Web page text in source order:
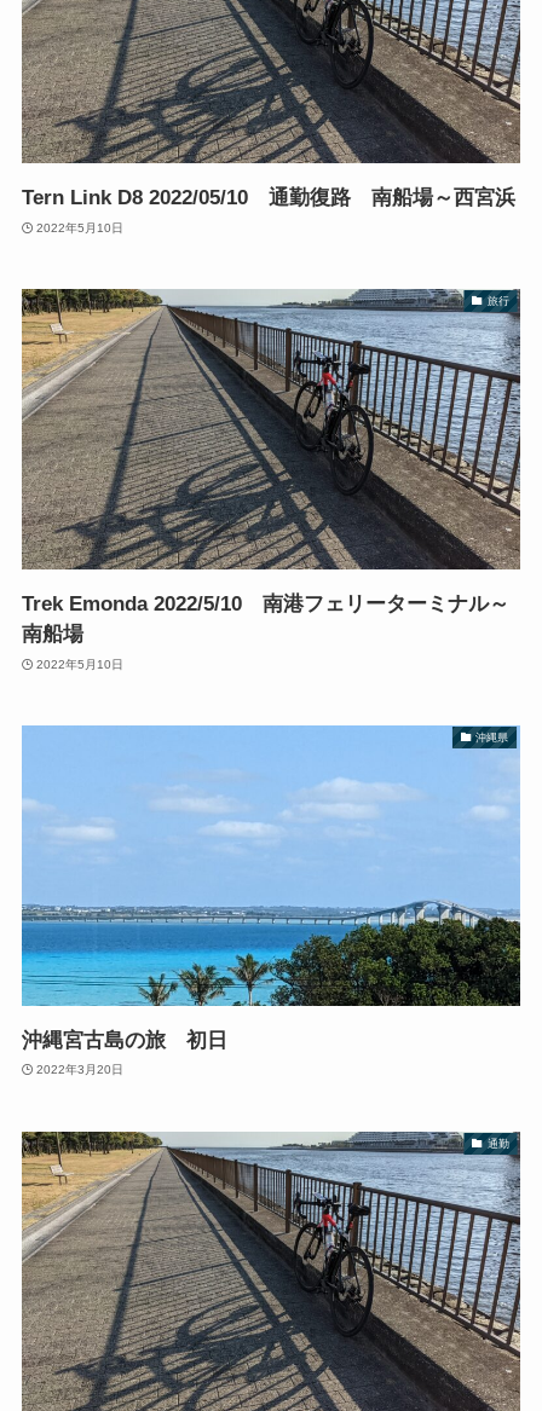
Tern Link D8 2022/05/10 通勤復路 南船場～西宮浜
2022年5月10日
旅行
Trek Emonda 2022/5/10 南港フェリーターミナル～
南船場
2022年5月10日
沖縄県
沖縄宮古島の旅 初日
2022年3月20日
通勤